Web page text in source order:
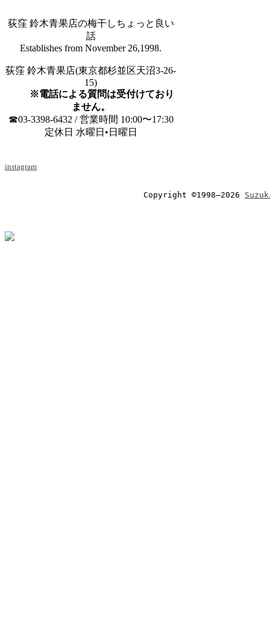
荻窪 鈴木青果店の梅干しちょっと良い
話
Establishes from November 26,1998.
荻窪 鈴木青果店(東京都杉並区天沼3-26-
15)
※電話による質問は受付けており
ません。
☎03-3398-6432 / 営業時間 10:00〜17:30
定休日 水曜日•日曜日
instagram
Copyright ©1998–2026